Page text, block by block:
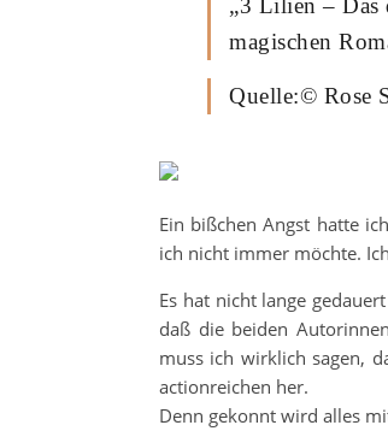
„3 Lilien – Das
magischen
Quelle:© Rose
Ein bißchen Angst hatte
ich nicht immer möchte.
Es hat nicht lange
daß die beiden
muss ich wirklich sagen,
actionreichen her.
Denn gekonnt wird alles